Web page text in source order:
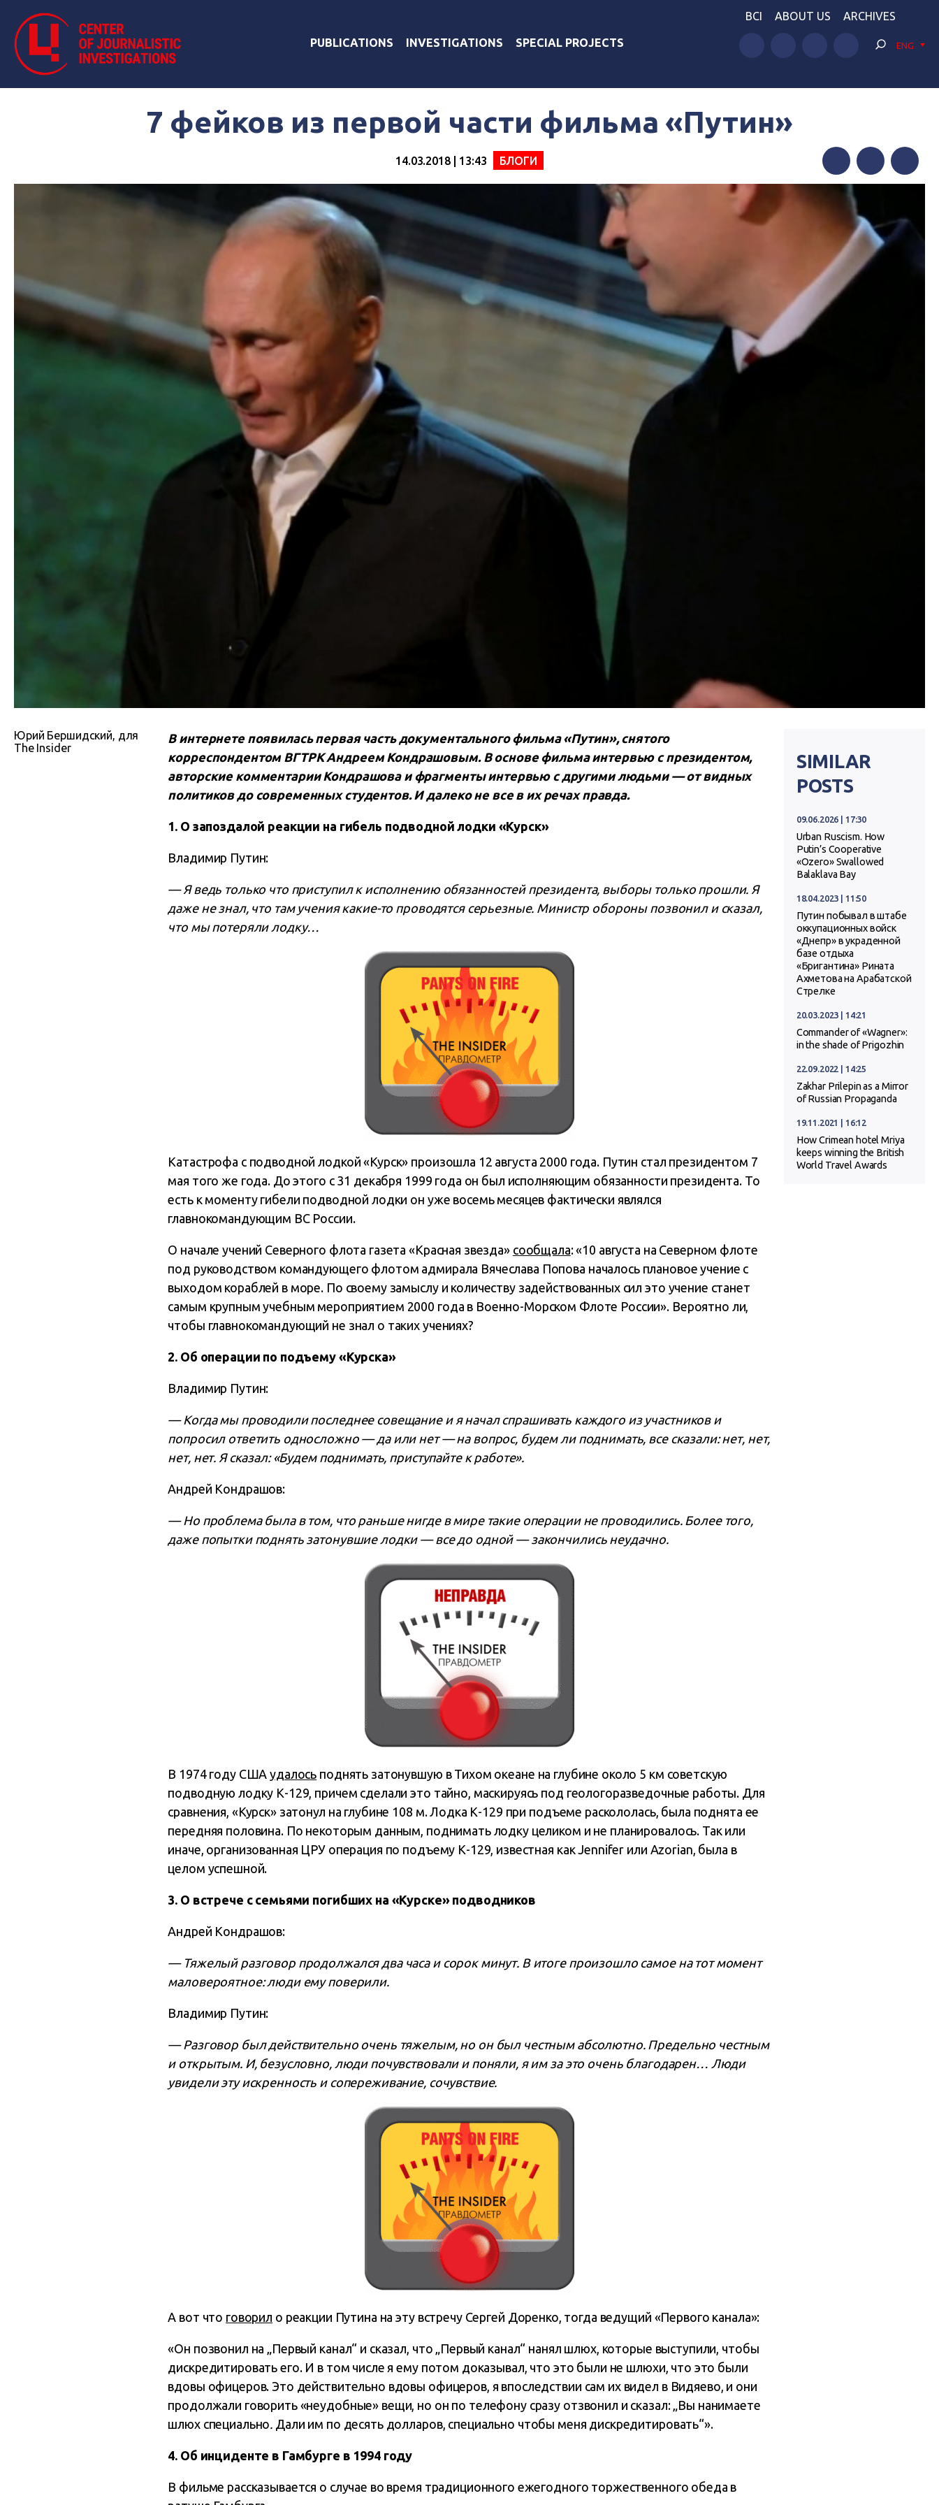
PUBLICATIONS INVESTIGATIONS SPECIAL PROJECTS
BCI ABOUT US ARCHIVES
ENG
7 фейков из первой части фильма «Путин»
14.03.2018 | 13:43 БЛОГИ
Юрий Бершидский, для
The Insider
В интернете появилась первая часть документального фильма «Путин», снятого
корреспондентом ВГТРК Андреем Кондрашовым. В основе фильма интервью с президентом,
авторские комментарии Кондрашова и фрагменты интервью с другими людьми — от видных
политиков до современных студентов. И далеко не все в их речах правда.
1. О запоздалой реакции на гибель подводной лодки «Курск»
Владимир Путин:
— Я ведь только что приступил к исполнению обязанностей президента, выборы только прошли. Я
даже не знал, что там учения какие-то проводятся серьезные. Министр обороны позвонил и сказал,
что мы потеряли лодку…
Катастрофа с подводной лодкой «Курск» произошла 12 августа 2000 года. Путин стал президентом 7
мая того же года. До этого с 31 декабря 1999 года он был исполняющим обязанности президента. То
есть к моменту гибели подводной лодки он уже восемь месяцев фактически являлся
главнокомандующим ВС России.
О начале учений Северного флота газета «Красная звезда» сообщала: «10 августа на Северном флоте
под руководством командующего флотом адмирала Вячеслава Попова началось плановое учение с
выходом кораблей в море. По своему замыслу и количеству задействованных сил это учение станет
самым крупным учебным мероприятием 2000 года в Военно-Морском Флоте России». Вероятно ли,
чтобы главнокомандующий не знал о таких учениях?
2. Об операции по подъему «Курска»
Владимир Путин:
— Когда мы проводили последнее совещание и я начал спрашивать каждого из участников и
попросил ответить односложно — да или нет — на вопрос, будем ли поднимать, все сказали: нет, нет,
нет, нет. Я сказал: «Будем поднимать, приступайте к работе».
Андрей Кондрашов:
— Но проблема была в том, что раньше нигде в мире такие операции не проводились. Более того,
даже попытки поднять затонувшие лодки — все до одной — закончились неудачно.
В 1974 году СШАудалось поднять затонувшую в Тихом океане на глубине около 5 км советскую
подводную лодку К-129, причем сделали это тайно, маскируясь под геологоразведочные работы. Для
сравнения, «Курск» затонул на глубине 108 м. Лодка К-129 при подъеме раскололась, была поднята ее
передняя половина. По некоторым данным, поднимать лодку целиком и не планировалось. Так или
иначе, организованная ЦРУ операция по подъему К-129, известная как Jennifer или Azorian, была в
целом успешной.
3. О встрече с семьями погибших на «Курске» подводников
Андрей Кондрашов:
— Тяжелый разговор продолжался два часа и сорок минут. В итоге произошло самое на тот момент
маловероятное: люди ему поверили.
Владимир Путин:
— Разговор был действительно очень тяжелым, но он был честным абсолютно. Предельно честным
и открытым. И, безусловно, люди почувствовали и поняли, я им за это очень благодарен… Люди
увидели эту искренность и сопереживание, сочувствие.
А вот что говорил о реакции Путина на эту встречу Сергей Доренко, тогда ведущий «Первого канала»:
«Он позвонил на „Первый канал“ и сказал, что „Первый канал“ нанял шлюх, которые выступили, чтобы
дискредитировать его. И в том числе я ему потом доказывал, что это были не шлюхи, что это были
вдовы офицеров. Это действительно вдовы офицеров, я впоследствии сам их видел в Видяево, и они
продолжали говорить «неудобные» вещи, но он по телефону сразу отзвонил и сказал: „Вы нанимаете
шлюх специально. Дали им по десять долларов, специально чтобы меня дискредитировать“».
4. Об инциденте в Гамбурге в 1994 году
В фильме рассказывается о случае во время традиционного ежегодного торжественного обеда в
SIMILAR
POSTS
09.06.2026 | 17:30
Urban Ruscism. How
Putin’s Cooperative
«Ozero» Swallowed
Balaklava Bay
18.04.2023 | 11:50
Путин побывал в штабе
оккупационных войск
«Днепр» в украденной
базе отдыха
«Бригантина» Рината
Ахметова на Арабатской
Стрелке
20.03.2023 | 14:21
Commander of «Wagner»:
in the shade of Prigozhin
22.09.2022 | 14:25
Zakhar Prilepin as a Mirror
of Russian Propaganda
19.11.2021 | 16:12
How Crimean hotel Mriya
keeps winning the British
World Travel Awards